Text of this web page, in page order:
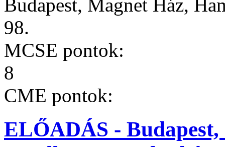
Budapest, Magnet Ház,
98.
MCSE pontok:
8
CME pontok:
ELŐADÁS - Budapest,